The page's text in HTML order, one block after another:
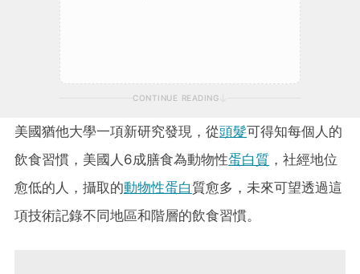
CONTINUE READING
美國猶他大學一項新研究發現，從頭髮可得知每個人的
飲食習慣，美國人6成膳食為動物性蛋白質 ，社經地位
愈低的人，攝取的動物性蛋白 質愈多，未來可望透過這
項技術記錄不同地區和階層的飲食習慣。